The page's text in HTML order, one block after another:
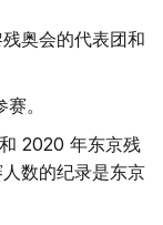
奥会的代表团和
。
2020 年东京残
数的纪录是东京